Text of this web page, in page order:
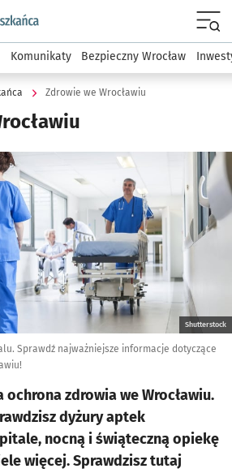
podserwis: Dla mieszkańca
Komunikaty Bezpieczny Wrocław
Zdrowie we Wrocławiu
Shutterstock
Sprawdź najważniejsze informacje dotyczące
ochrona zdrowia we Wrocławiu.
dyżury aptek
nocną i świąteczną opiekę
więcej. Sprawdzisz tutaj